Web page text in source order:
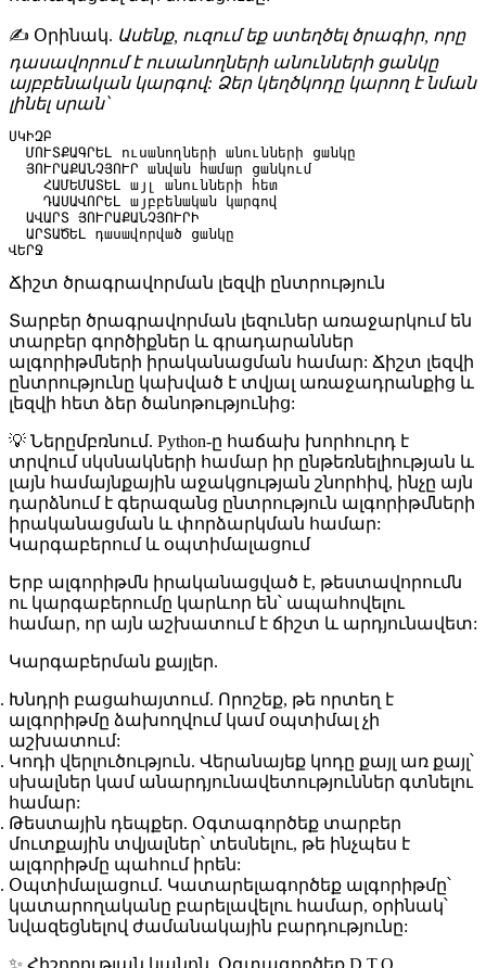
✍️ Օրինակ. Ասենք, ուզում եք ստեղծել ծրագիր, որը
դասավորում է ուսանողների անունների ցանկը
այբբենական կարգով: Ձեր կեղծկոդը կարող է նման
լինել սրան՝
ՍԿԻԶԲ
  ՄՈՒՏՔԱԳՐԵԼ ուսանողների անունների ցանկը
  ՅՈՒՐԱՔԱՆՉՅՈՒՐ անվան համար ցանկում
    ՀԱՄԵՄԱՏԵԼ այլ անունների հետ
    ԴԱՍԱՎՈՐԵԼ այբբենական կարգով
  ԱՎԱՐՏ ՅՈՒՐԱՔԱՆՉՅՈՒՐԻ
  ԱՐՏԱԾԵԼ դասավորված ցանկը
Ճիշտ ծրագրավորման լեզվի ընտրություն
Տարբեր ծրագրավորման լեզուներ առաջարկում են
տարբեր գործիքներ և գրադարաններ
ալգորիթմների իրականացման համար: Ճիշտ լեզվի
ընտրությունը կախված է տվյալ առաջադրանքից և
լեզվի հետ ձեր ծանոթությունից:
💡 Ներըմբռնում. Python-ը հաճախ խորհուրդ է
տրվում սկսնակների համար իր ընթեռնելիության և
լայն համայնքային աջակցության շնորհիվ, ինչը այն
դարձնում է գերազանց ընտրություն ալգորիթմների
իրականացման և փորձարկման համար:
Կարգաբերում և օպտիմալացում
Երբ ալգորիթմն իրականացված է, թեստավորումն
ու կարգաբերումը կարևոր են՝ ապահովելու
համար, որ այն աշխատում է ճիշտ և արդյունավետ:
Կարգաբերման քայլեր.
Խնդրի բացահայտում. Որոշեք, թե որտեղ է
ալգորիթմը ձախողվում կամ օպտիմալ չի
աշխատում:
Կոդի վերլուծություն. Վերանայեք կոդը քայլ առ քայլ՝
սխալներ կամ անարդյունավետություններ գտնելու
համար:
Թեստային դեպքեր. Օգտագործեք տարբեր
մուտքային տվյալներ՝ տեսնելու, թե ինչպես է
ալգորիթմը պահում իրեն:
Օպտիմալացում. Կատարելագործեք ալգորիթմը՝
կատարողականը բարելավելու համար, օրինակ՝
նվազեցնելով ժամանակային բարդությունը:
✨ Հիշողության կանոն. Օգտագործեք D.T.O.